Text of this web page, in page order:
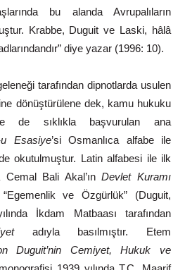
bu alanda Avrupalıların
Krabbe, Duguit ve Laski, hâlâ
diye yazar (1996: 10).
tarafından dipnotlarda usulen
dönüştürülene dek, kamu hukuku
de sıklıkla başvurulan
ana
u Esasiye’si Osmanlıca alfabe
ile
okutulmuştur. Latin alfabesi ile ilk
Cemal Bali Akal’ın Devlet Kuramı
“Egemenlik ve Özgürlük”
(Duguit,
İkdam Matbaası tarafından
adıyla basılmıştır.
Etem
Duguit’nin Cemiyet, Hukuk
ve